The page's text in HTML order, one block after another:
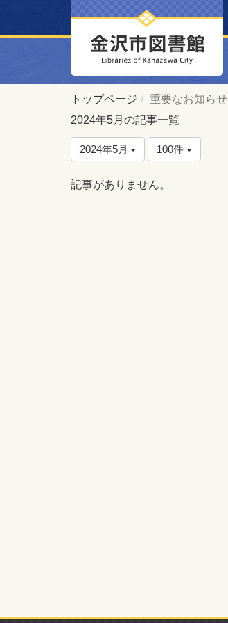
トップページ
重要なお知らせ
2024年5月の記事一覧
2024年5月 100件
記事がありません。